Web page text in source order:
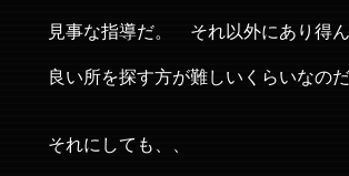
見事な指導だ。 それ以外にあり得ん
良い所を探す方が難しいくらいなのだ
それにしても、、